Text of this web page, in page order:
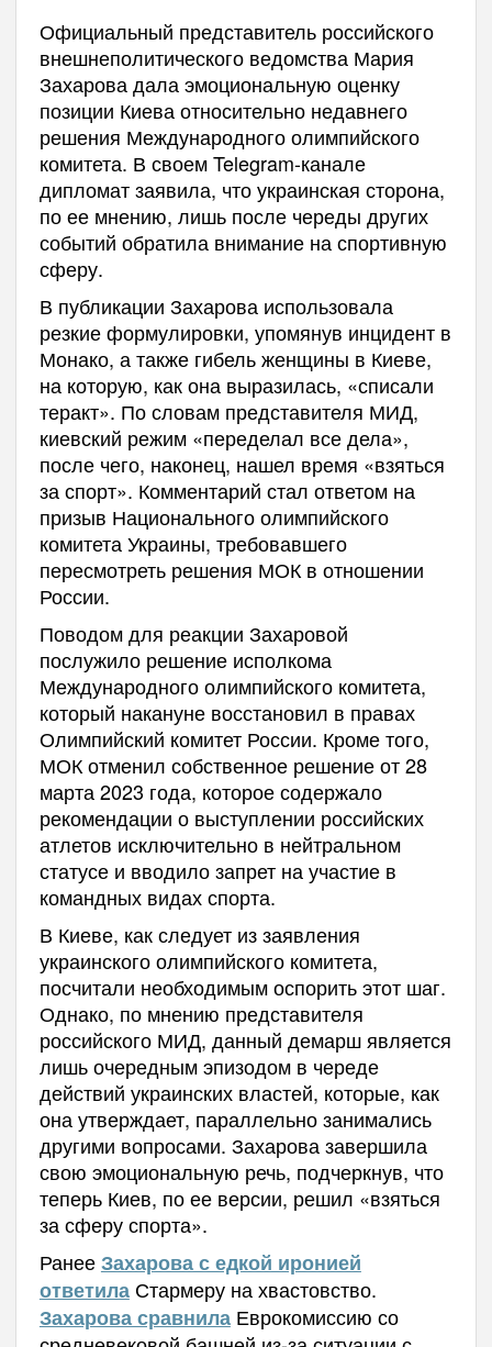
Официальный представитель российского
внешнеполитического ведомства Мария
Захарова дала эмоциональную оценку
позиции Киева относительно недавнего
решения Международного олимпийского
комитета. В своем Telegram-канале
дипломат заявила, что украинская сторона,
по ее мнению, лишь после череды других
событий обратила внимание на спортивную
сферу.
В публикации Захарова использовала
резкие формулировки, упомянув инцидент в
Монако, а также гибель женщины в Киеве,
на которую, как она выразилась, «списали
теракт». По словам представителя МИД,
киевский режим «переделал все дела»,
после чего, наконец, нашел время «взяться
за спорт». Комментарий стал ответом на
призыв Национального олимпийского
комитета Украины, требовавшего
пересмотреть решения МОК в отношении
России.
Поводом для реакции Захаровой
послужило решение исполкома
Международного олимпийского комитета,
который накануне восстановил в правах
Олимпийский комитет России. Кроме того,
МОК отменил собственное решение от 28
марта 2023 года, которое содержало
рекомендации о выступлении российских
атлетов исключительно в нейтральном
статусе и вводило запрет на участие в
командных видах спорта.
В Киеве, как следует из заявления
украинского олимпийского комитета,
посчитали необходимым оспорить этот шаг.
Однако, по мнению представителя
российского МИД, данный демарш является
лишь очередным эпизодом в череде
действий украинских властей, которые, как
она утверждает, параллельно занимались
другими вопросами. Захарова завершила
свою эмоциональную речь, подчеркнув, что
теперь Киев, по ее версии, решил «взяться
за сферу спорта».
РанееЗахарова с едкой иронией
ответилаСтармеру на хвастовство.
Захарова сравнилаЕврокомиссию со